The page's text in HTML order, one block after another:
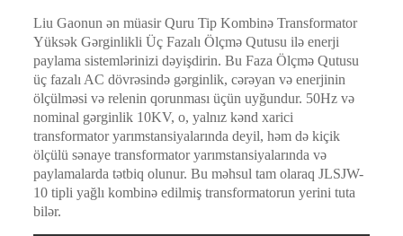
Liu Gaonun ən müasir Quru Tip Kombinə Transformator
Yüksək Gərginlikli Üç Fazalı Ölçmə Qutusu ilə enerji
paylama sistemlərinizi dəyişdirin. Bu Faza Ölçmə Qutusu
üç fazalı AC dövrəsində gərginlik, cərəyan və enerjinin
ölçülməsi və relenin qorunması üçün uyğundur. 50Hz və
nominal gərginlik 10KV, o, yalnız kənd xarici
transformator yarımstansiyalarında deyil, həm də kiçik
ölçülü sənaye transformator yarımstansiyalarında və
paylamalarda tətbiq olunur. Bu məhsul tam olaraq JLSJW-
10 tipli yağlı kombinə edilmiş transformatorun yerini tuta
bilər.